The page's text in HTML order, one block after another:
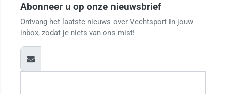
Abonneer u op onze nieuwsbrief
Ontvang het laatste nieuws over Vechtsport in jouw
inbox, zodat je niets van ons mist!